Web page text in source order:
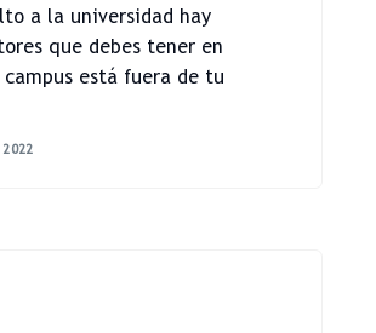
a la universidad hay
que debes tener en
está fuera de tu
2022